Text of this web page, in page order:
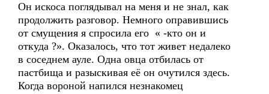
Он искоса поглядывал на меня и не знал, как
продолжить разговор. Немного оправившись
от смущения я спросила его « -кто он и
откуда ?». Оказалось, что тот живет недалеко
в соседнем ауле. Одна овца отбилась от
пастбища и разыскивая её он очутился здесь.
Когда вороной напился незнакомец